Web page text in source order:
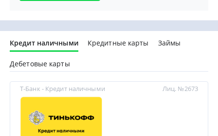
Кредит наличными Кредитные карты Займы
Дебетовые карты
Т-Банк - Кредит наличными Лиц. №2673